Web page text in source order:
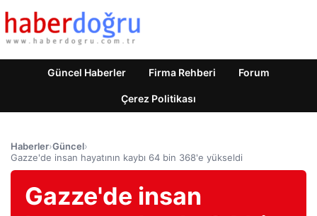
Güncel Haberler Firma Rehberi Forum
Çerez Politikası
Haberler›Güncel›
Gazze'de insan hayatının kaybı 64 bin 368'e yükseldi
Gazze'de insan